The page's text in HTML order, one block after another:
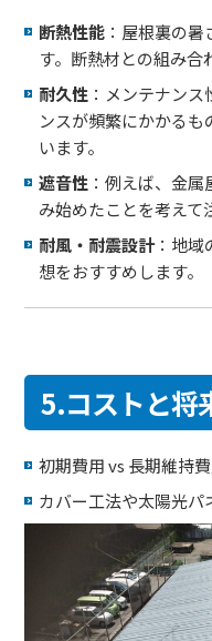
断熱性能 ：屋根裏の
す。断熱材との組み合
耐久性 ：メンテナン
ンスが頻繁にかかる
います。
遮音性 ：例えば、金
み始めたことを考えて
耐風・耐震設計：地域
想をおすすめします。
5.コストと将
初期費用 vs 長期維持
カバー工法や太陽光